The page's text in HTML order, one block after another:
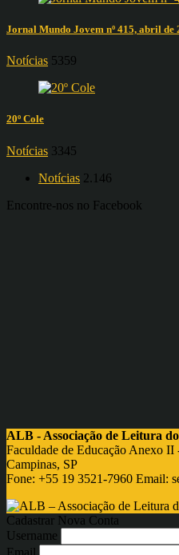
Jornal Mundo Jovem nº 415, abril de
Notícias 5359
20º Cole
Notícias 3345
Notícias 2.146
Encontre-nos no Facebook
ALB - Associação de Leitura
Faculdade de Educação Anexo
Campinas, SP
Fone: +55 19 3521-7960 Email:
Cadastrar Nova Conta
Username
Email